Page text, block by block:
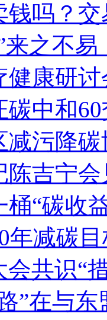
钱吗？
来之不
健康研
碳中和
减污降
陈吉宁
“碳收
年减碳
会共识“
”在与